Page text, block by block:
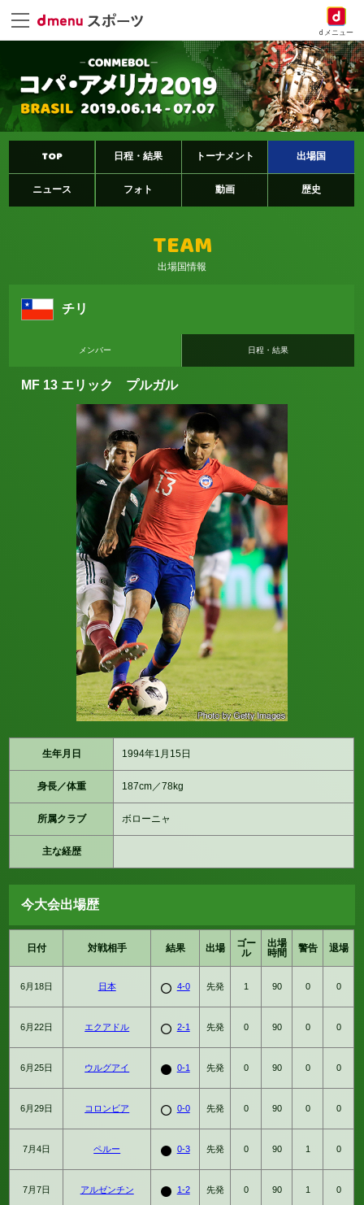
dメニュー
TOP 日程・結果 トーナメント 出場国
ニュース フォト 動画 歴史
TEAM
出場国情報
チリ
メンバー 日程・結果
MF 13 エリック プルガル
生年月日 1994年1月15日
身長／体重 187cm／78kg
所属クラブ ボローニャ
主な経歴
今大会出場歴
日付 対戦相手 結果 出場
ゴー
ル
出場
時間
警告 退場
6月18日 日本 4-0 先発 1 90 0 0
6月22日 エクアドル 2-1 先発 0 90 0 0
6月25日 ウルグアイ 0-1 先発 0 90 0 0
6月29日 コロンビア 0-0 先発 0 90 0 0
7月4日 ペルー 0-3 先発 0 90 1 0
7月7日 アルゼンチン 1-2 先発 0 90 1 0